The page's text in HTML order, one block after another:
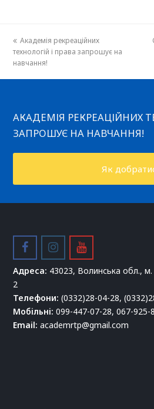
previous
post:
Академія рекреаційних
технологій і права запрошує на
навчання!
АКАДЕМІЯ РЕКРЕАЦІЙНИХ
ЗАПРОШУЄ НА НАВЧАННЯ!
Як
facebookinstagram
youtube
Адреса: 43023, Волинська обл.,
2
Телефони: (0332)28-04-28,
Мобільні: 099-447-07-28, 067-925-
Email: academrtp@gmail.com